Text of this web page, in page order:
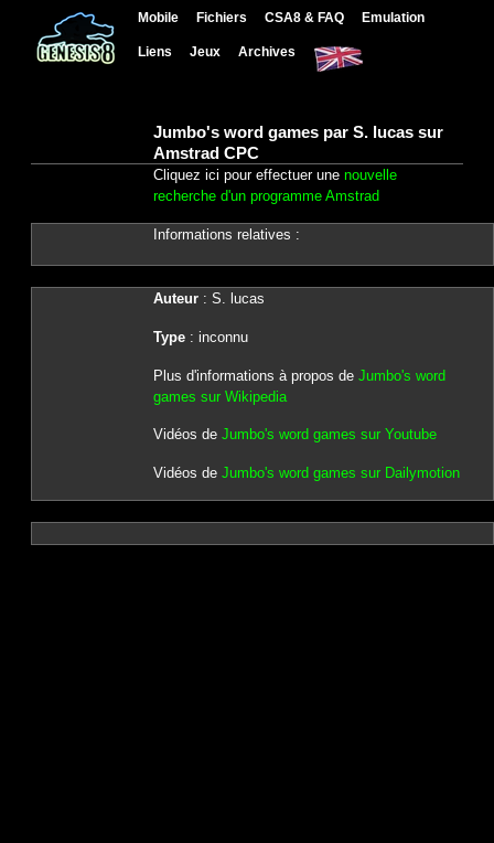
Mobile Fichiers CSA8 & FAQ Emulation
Liens Jeux Archives
Jumbo's word games par S. lucas sur
Amstrad CPC
Cliquez ici pour effectuer une nouvelle
recherche d'un programme Amstrad
Informations relatives :
Auteur: S. lucas
Type: inconnu
Plus d'informations à propos de Jumbo's word
games sur Wikipedia
Vidéos de Jumbo's word games sur Youtube
Vidéos de Jumbo's word games sur Dailymotion